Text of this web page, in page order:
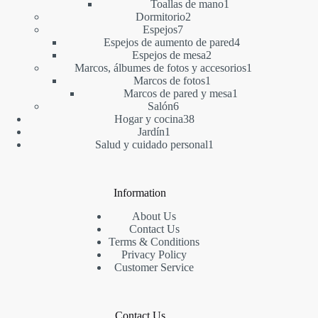
Toallas de mano1
Dormitorio22
Espejos77
productos
Espejos de aumento de pared44
Espejos de mesa2
productos
Marcos, álbumes de fotos y accesorios1
Marcos de fotos1
producto
Marcos de pared y mesa1
Salón66
productos
Hogar y cocina3838
Jardín1
producto
Salud y cuidado personal1
Information
About Us
Contact Us
Terms & Conditions
Privacy Policy
Customer Service